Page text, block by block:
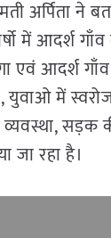
अर्पिता ने
में आदर्श
एवं आदर्श
युवाओ में
सड़क
रहा है।